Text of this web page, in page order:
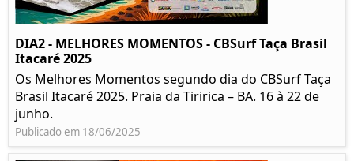
DIA2 - MELHORES MOMENTOS - CBSurf Taça Brasil
Itacaré 2025
Os Melhores Momentos segundo dia do CBSurf Taça
Brasil Itacaré 2025. Praia da Tiririca – BA. 16 à 22 de
junho.
Publicado em 18/06/2025